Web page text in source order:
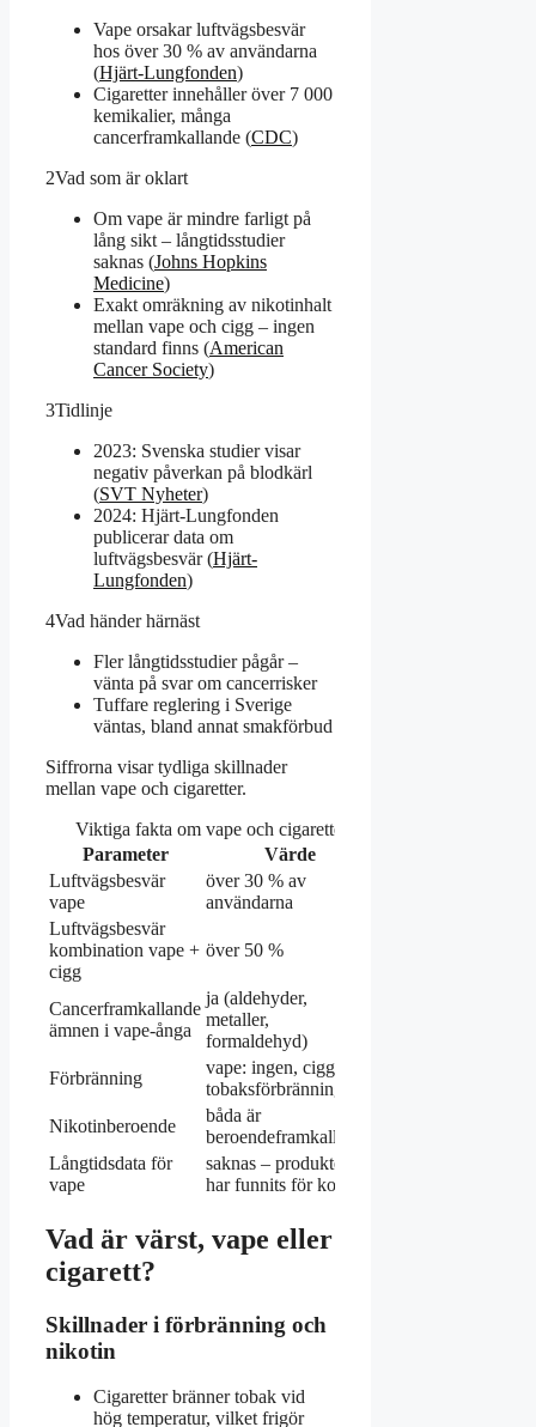
Vape orsakar luftvägsbesvär
hos över 30 % av användarna
(Hjärt-Lungfonden)
Cigaretter innehåller över 7 000
kemikalier, många
cancerframkallande (CDC)
2Vad som är oklart
Om vape är mindre farligt på
lång sikt – långtidsstudier
saknas (Johns Hopkins
Medicine)
Exakt omräkning av nikotinhalt
mellan vape och cigg – ingen
standard finns (American
Cancer Society)
3Tidlinje
2023: Svenska studier visar
negativ påverkan på blodkärl
(SVT Nyheter)
2024: Hjärt-Lungfonden
publicerar data om
luftvägsbesvär (Hjärt-
Lungfonden)
4Vad händer härnäst
Fler långtidsstudier pågår –
vänta på svar om cancerrisker
Tuffare reglering i Sverige
väntas, bland annat smakförbud
Siffrorna visar tydliga skillnader
mellan vape och cigaretter.
Viktiga fakta om vape och cigaretter
Parameter
Värde
Luftvägsbesvär
vape
över 30 % av
användarna
Luftvägsbesvär
kombination vape +
cigg
över 50 %
Cancerframkallande
ämnen i vape-ånga
ja (aldehyder,
metaller,
formaldehyd)
Förbränning
vape: ingen, cigg:
tobaksförbränning
Nikotinberoende
båda är
beroendeframkallande
Långtidsdata för
vape
saknas – produkterna
har funnits för kort tid
Vad är värst, vape eller
cigarett?
Skillnader i förbränning och
nikotin
Cigaretter bränner tobak vid
hög temperatur, vilket frigör